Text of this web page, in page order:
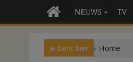
NIEUWS TV
Je bent hier Home